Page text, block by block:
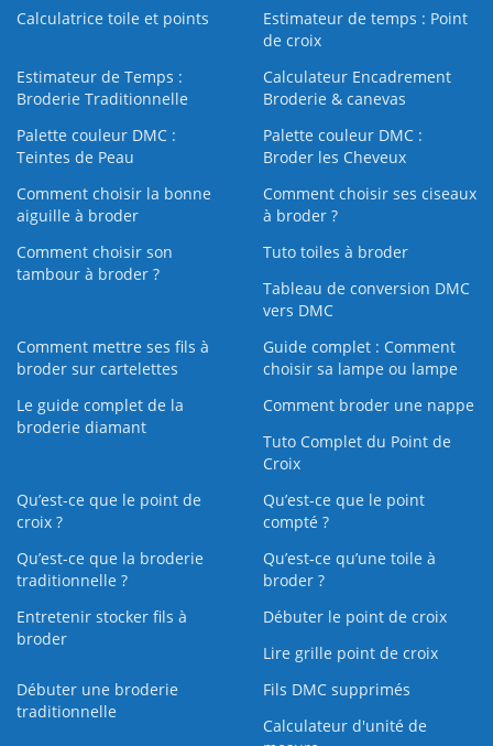
Calculatrice toile et points
Estimateur de temps : Point
de croix
Estimateur de Temps :
Broderie Traditionnelle
Calculateur Encadrement
Broderie & canevas
Palette couleur DMC :
Teintes de Peau
Palette couleur DMC :
Broder les Cheveux
Comment choisir la bonne
aiguille à broder
Comment choisir ses ciseaux
à broder ?
Comment choisir son
tambour à broder ?
Tuto toiles à broder
Tableau de conversion DMC
vers DMC
Comment mettre ses fils à
broder sur cartelettes
Guide complet : Comment
choisir sa lampe ou lampe
Le guide complet de la
broderie diamant
Comment broder une nappe
Tuto Complet du Point de
Croix
Qu’est-ce que le point de
croix ?
Qu’est-ce que le point
compté ?
Qu’est-ce que la broderie
traditionnelle ?
Qu’est‑ce qu’une toile à
broder ?
Entretenir stocker fils à
broder
Débuter le point de croix
Lire grille point de croix
Débuter une broderie
traditionnelle
Fils DMC supprimés
Calculateur d'unité de